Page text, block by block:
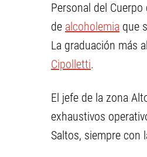
Personal del
de alcoholemia que
La graduación más
Cipolletti.
El jefe de la zona
exhaustivos
Saltos, siempre con